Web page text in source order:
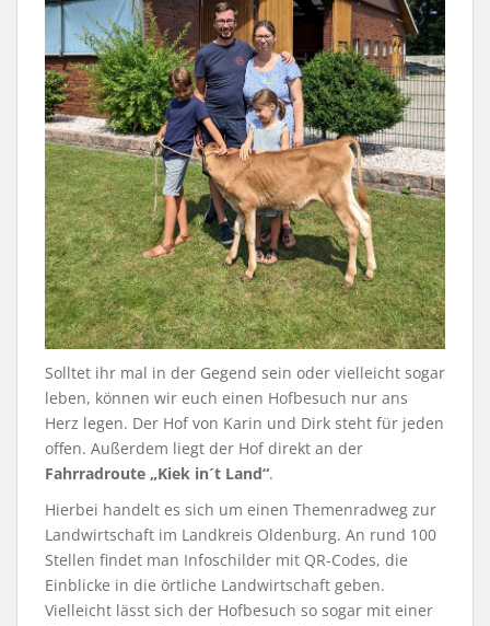
Solltet ihr mal in der Gegend sein oder vielleicht sogar
leben, können wir euch einen Hofbesuch nur ans
Herz legen. Der Hof von Karin und Dirk steht für jeden
offen. Außerdem liegt der Hof direkt an der
Fahrradroute „Kiek in´t Land“.
Hierbei handelt es sich um einen Themenradweg zur
Landwirtschaft im Landkreis Oldenburg. An rund 100
Stellen findet man Infoschilder mit QR-Codes, die
Einblicke in die örtliche Landwirtschaft geben.
Vielleicht lässt sich der Hofbesuch so sogar mit einer